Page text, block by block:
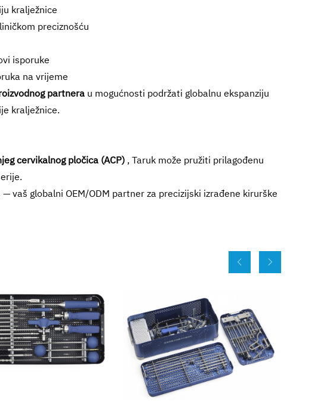
kralježnice
preciznošću
isporuke
na vrijeme
partnera u mogućnosti podržati globalnu ekspanziju
kralježnice.
cervikalnog pločica (ACP) , Taruk može pružiti prilagođenu
vaš globalni OEM/ODM partner za precizijski izrađene kirurške